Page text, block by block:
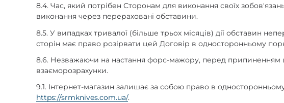
8.4. Час, який потрібен Сторонам для виконання своїх
виконання через перераховані обставини.
8.5. У випадках тривалої (більше трьох місяців) дії обставин
сторін має право розірвати цей Договір в односторонньому
8.6. Незважаючи на настання форс-мажору, перед припиненням
взаєморозрахунки.
9.1. Інтернет-магазин залишає за собою право в
https://srmknives.com.ua/.